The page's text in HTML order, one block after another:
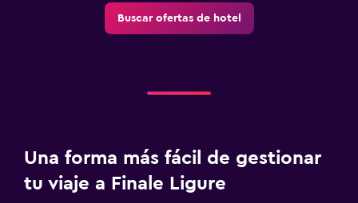
Buscar ofertas de hotel
Una forma más fácil de gestionar
tu viaje a Finale Ligure